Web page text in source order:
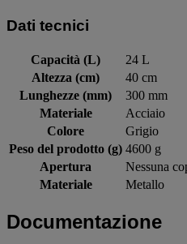
Dati tecnici
Capacità (L)
24 L
Altezza (cm)
40 cm
Lunghezze (mm)
300 mm
Materiale
Acciaio
Colore
Grigio
Peso del prodotto (g) 4600 g
Apertura
Nessuna
Materiale
Metallo
Documentazione